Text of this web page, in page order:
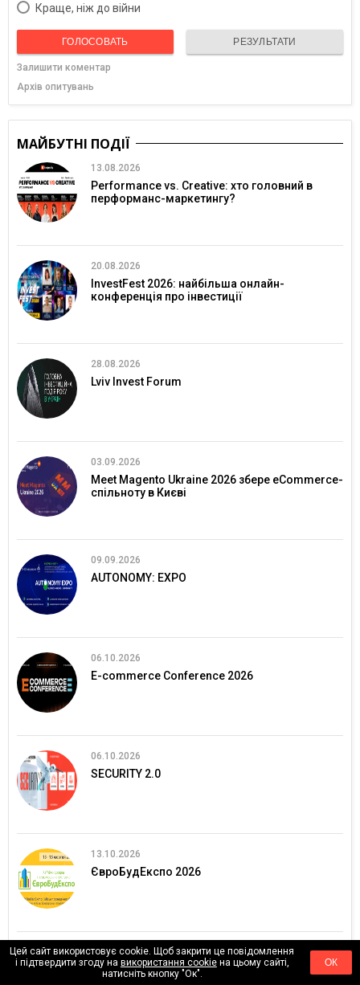
Краще, ніж до війни
ГОЛОСОВАТЬ РЕЗУЛЬТАТИ
Залишити коментар
Архів опитувань
МАЙБУТНІ ПОДІЇ
13.08.2026
Performance vs. Creative: хто головний в
перформанс-маркетингу?
20.08.2026
InvestFest 2026: найбільша онлайн-
конференція про інвестиції
28.08.2026
Lviv Invest Forum
03.09.2026
Meet Magento Ukraine 2026 збере eCommerce-
спільноту в Києві
09.09.2026
AUTONOMY: EXPO
06.10.2026
E-commerce Conference 2026
06.10.2026
SECURITY 2.0
13.10.2026
ЄвроБудЕкспо 2026
ВСІ ПОДІЇ
Цей сайт використовує cookie. Щоб закрити це повідомлення
і підтвердити згоду на використання cookieна цьому сайті,
натисніть кнопку "Ок".
ОК